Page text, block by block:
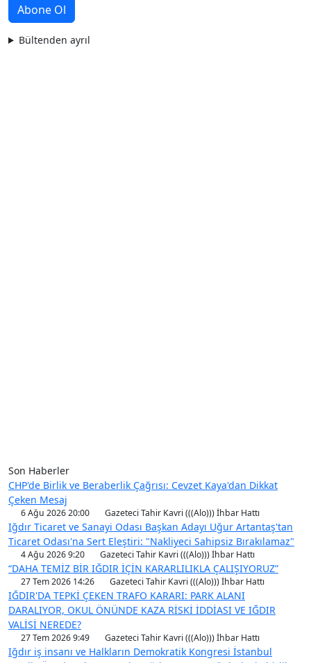
Bültenden ayrıl
Son Haberler
CHP'de Birlik ve Beraberlik Çağrısı: Cevzet Kaya'dan Dikkat
Çeken Mesaj
6 Ağu 2026 20:00 Gazeteci Tahir Kavri (((Alo))) İhbar Hattı
Iğdır Ticaret ve Sanayi Odası Başkan Adayı Uğur Artantaş'tan
Ticaret Odası'na Sert Eleştiri: "Nakliyeci Sahipsiz Bırakılamaz"
4 Ağu 2026 9:20 Gazeteci Tahir Kavri (((Alo))) İhbar Hattı
“DAHA TEMİZ BİR IĞDIR İÇİN KARARLILIKLA ÇALIŞIYORUZ”
27 Tem 2026 14:26 Gazeteci Tahir Kavri (((Alo))) İhbar Hattı
IĞDIR'DA TEPKİ ÇEKEN TRAFO KARARI: PARK ALANI
DARALIYOR, OKUL ÖNÜNDE KAZA RİSKİ İDDİASI VE IĞDIR
VALİSİ NEREDE?
27 Tem 2026 9:49 Gazeteci Tahir Kavri (((Alo))) İhbar Hattı
Iğdır iş insanı ve Halkların Demokratik Kongresi İstanbul